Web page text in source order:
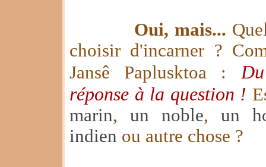
Oui, mais...
choisir d'incarner ?
Jansê Paplusktoa :
réponse à la question !
marin, un noble, un
indien ou autre chose ?